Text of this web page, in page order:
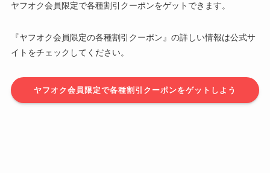
ヤフオク会員限定で各種割引クーポンをゲットできます。
『ヤフオク会員限定の各種割引クーポン』の詳しい情報は公式サ
イトをチェックしてください。
ヤフオク会員限定で各種割引クーポンをゲットしよう